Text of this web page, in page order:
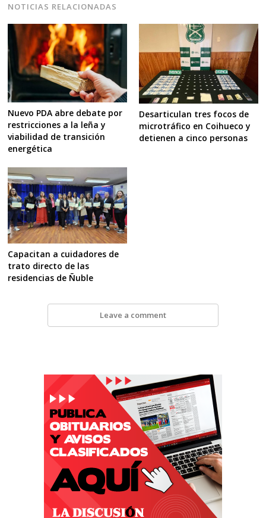
NOTICIAS RELACIONADAS
Nuevo PDA abre debate por
restricciones a la leña y
viabilidad de transición
energética
Desarticulan tres focos de
microtráfico en Coihueco y
detienen a cinco personas
Capacitan a cuidadores de
trato directo de las
residencias de Ñuble
Leave a comment